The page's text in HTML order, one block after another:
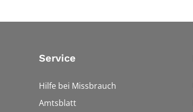
Service
Hilfe bei Missbrauch
Amtsblatt